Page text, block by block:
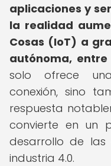
aplicaciones y
la realidad
Cosas (IoT) a
autónoma, entre
solo ofrece
conexión, sino
respuesta
convierte en un
desarrollo de las
industria 4.0.